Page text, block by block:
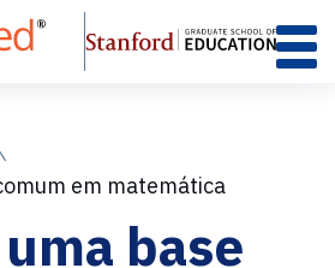
em matemática
base